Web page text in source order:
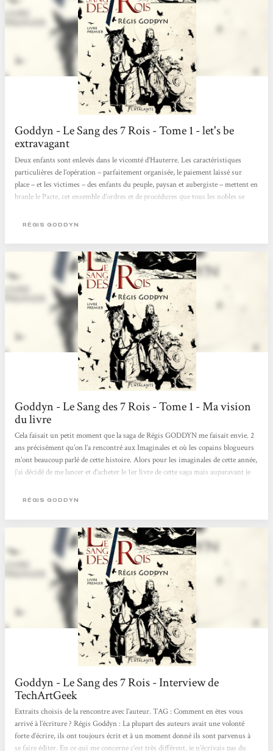
Goddyn - Le Sang des 7 Rois - Tome 1 - let's be
extravagant
Deux enfants sont enlevés dans le vicomté d’Hauterre. Les caractéristiques
particulières de l’opération – parfaitement organisée, le paiement laissé sur
place – et les victimes – des enfants du peuple, paysan et aubergiste – mettent en
branle le Pacte, cet ensemble d’ordres et de procédures que tous les nobles se
d’Hauterre, est envoyé sur la trace des kidnappeurs. Il ne sait rien de ceux qu’il
?...
RÉGIS GODDYN
Goddyn - Le Sang des 7 Rois - Tome 1 - Ma vision
du livre
Cela faisait un petit moment que la saga de Régis GODDYN me faisait envie. 2
ans précisément qu’on l’a rencontré aux Imaginales et où les copains blogueurs
m’ont beaucoup parlé de cette histoire. Alors pour les imaginales de cette année,
j’ai décidé de me lancer et d’acheter le 1er livre de cette saga mais auparavant je
1er tome. Je peux d’ors et déjà vous dire que j’ai adoré cette lecture ! De la bonne
RÉGIS GODDYN
Goddyn - Le Sang des 7 Rois - Interview de
TechArtGeek
Extraits choisis de la rencontre avec l’auteur. TAG : Comment en êtes vous
arrivé à l’écriture ? Régis Goddyn : La plupart des auteurs avait une volonté
forte d’écrire, ils ont toujours écrit et à un moment donné ils sont parvenus à
se faire éditer. En ce qui me concerne c’est très différent, je n’écrivais pas du